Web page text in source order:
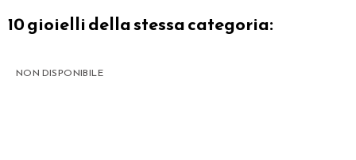
10 gioielli della stessa categoria:
NON DISPONIBILE